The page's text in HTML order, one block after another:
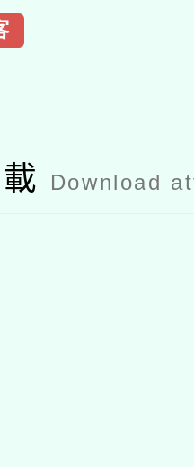
Download